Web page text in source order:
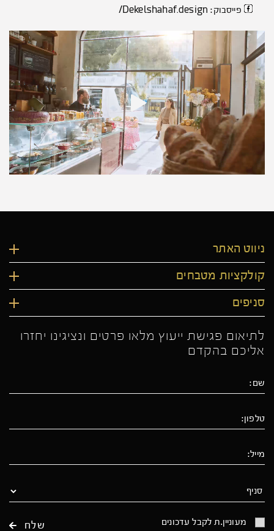
פייסבוק: Dekelshahaf.design/
ניווט האתר
קולקציות מטבחים
סניפים
לתיאום פגישת ייעוץ מלאו פרטים ונציגינו יחזרו
אליכם בהקדם
מעוניין.ת לקבל עדכונים